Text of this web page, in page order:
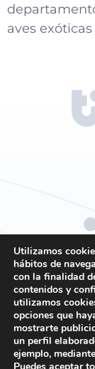
aves
Utilizamos
hábitos de
con la finalidad
contenidos y
utilizamos
opciones que
mostrarte
un perfil
ejemplo,